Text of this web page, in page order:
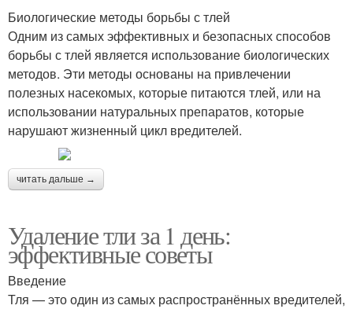
Биологические методы борьбы с тлей
Одним из самых эффективных и безопасных способов
борьбы с тлей является использование биологических
методов. Эти методы основаны на привлечении
полезных насекомых, которые питаются тлей, или на
использовании натуральных препаратов, которые
нарушают жизненный цикл вредителей.
читать дальше →
Удаление тли за 1 день:
эффективные советы
Введение
Тля — это один из самых распространённых вредителей,